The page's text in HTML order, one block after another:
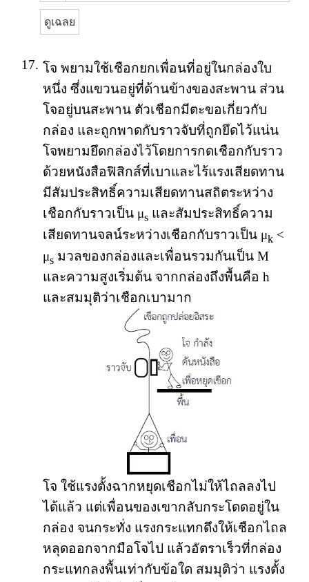
ดูเฉลย
17. โจ พยามใช้เชือกยกเพื่อนที่อยู่ในกล่องใบ
หนึ่ง ซึ่งแขวนอยู่ที่ด้านข้างของสะพาน ส่วน
โจอยู่บนสะพาน ตัวเชือกมีตะขอเกี่ยวกับ
กล่อง และถูกพาดกับราวจับที่ถูกยึดไว้แน่น
โจพยามยึดกล่องไว้โดยการกดเชือกกับราว
ด้วยหนังสือฟิสิกส์ที่เบาและไร้แรงเสียดทาน
มีสัมประสิทธิ์ความเสียดทานสถิตระหว่าง
เชือกกับราวเป็น μsและสัมประสิทธิ์ความ
เสียดทานจลน์ระหว่างเชือกกับราวเป็น μk<
μsมวลของกล่องและเพื่อนรวมกันเป็น M
และความสูงเริ่มต้น จากกล่องถึงพื้นคือ h
และสมมุติว่าเชือกเบามาก
โจ ใช้แรงตั้งฉากหยุดเชือกไม่ให้ไถลลงไป
ได้แล้ว แต่เพื่อนของเขากลับกระโดดอยู่ใน
กล่อง จนกระทั่ง แรงกระแทกดึงให้เชือกไถล
หลุดออกจากมือโจไป แล้วอัตราเร็วที่กล่อง
กระแทกลงพื้นเท่ากับข้อใด สมมุติว่า แรงตั้ง